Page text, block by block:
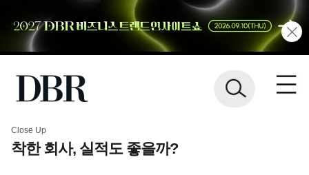
Close Up
착한 회사, 실적도 좋을까?